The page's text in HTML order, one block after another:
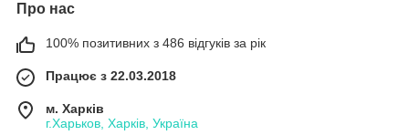
Про нас
100% позитивних з 486 відгуків за рік
Працює з 22.03.2018
м. Харків
г.Харьков, Харків, Україна